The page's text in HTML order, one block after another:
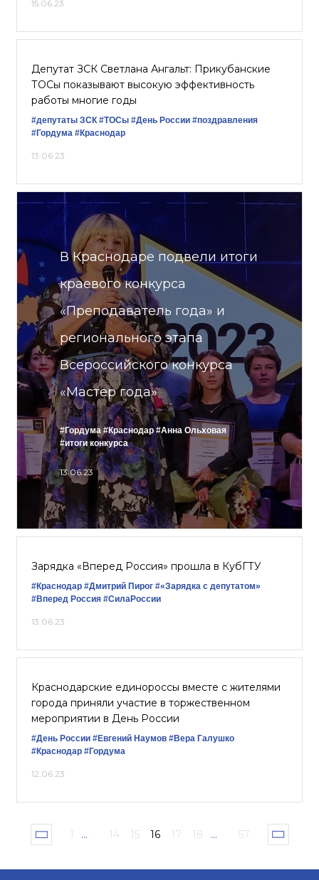
15.06.23
Депутат ЗСК Светлана Ангальт: Прикубанские
ТОСы показывают высокую эффективность
работы многие годы
#депутаты ЗСК #ТОСы #День России #поздравления
#Гордума #Краснодар
13.06.23
В Краснодаре подвели итоги
краевого конкурса
«Преподаватель года» и
регионального этапа
Всероссийского конкурса
«Мастер года»
#Гордума #Краснодар #Анна Ольховая
#итоги конкурса
13.06.23
Зарядка «Вперед Россия» прошла в КубГТУ
#Краснодар #Дмитрий Пирог #«Зарядка с депутатом»
#Вперед Россия #СилаРоссии
13.06.23
Краснодарские единороссы вместе с жителями
города приняли участие в торжественном
мероприятии в День России
#День России #Евгений Наумов #Вера Галушко
#Краснодар #Гордума
12.06.23
1 ... 14 15 16 17 18 ... 57